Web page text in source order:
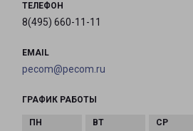
ТЕЛЕФОН
8(495) 660-11-11
EMAIL
pecom@pecom.ru
ГРАФИК РАБОТЫ